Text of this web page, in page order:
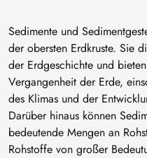
Sedimente und
der obersten Erdkruste. Sie
der Erdgeschichte und
Vergangenheit der Erde,
des Klimas und der
Darüber hinaus können
bedeutende Mengen an
Rohstoffe von großer